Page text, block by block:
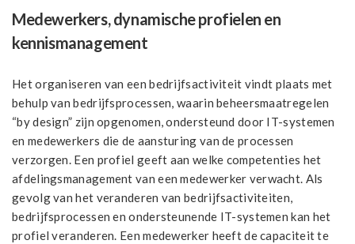
Medewerkers, dynamische profielen en
kennismanagement
Het organiseren van een bedrijfsactiviteit vindt plaats met
behulp van bedrijfsprocessen, waarin beheersmaatregelen
“by design” zijn opgenomen, ondersteund door IT-systemen
en medewerkers die de aansturing van de processen
verzorgen. Een profiel geeft aan welke competenties het
afdelingsmanagement van een medewerker verwacht. Als
gevolg van het veranderen van bedrijfsactiviteiten,
bedrijfsprocessen en ondersteunende IT-systemen kan het
profiel veranderen. Een medewerker heeft de capaciteit te